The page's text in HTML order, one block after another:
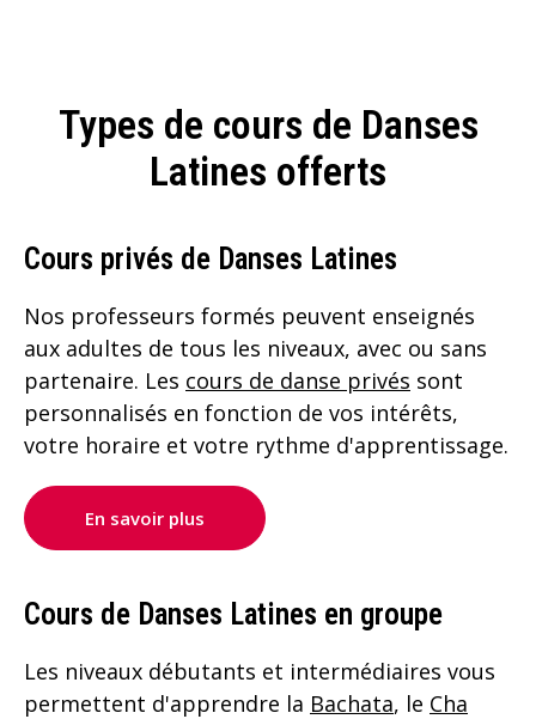
Types de cours de Danses
Latines offerts
Cours privés de Danses Latines
Nos professeurs formés peuvent enseignés
aux adultes de tous les niveaux, avec ou sans
partenaire. Les cours de danse privés sont
personnalisés en fonction de vos intérêts,
votre horaire et votre rythme d'apprentissage.
En savoir plus
Cours de Danses Latines en groupe
Les niveaux débutants et intermédiaires vous
permettent d'apprendre la Bachata, le Cha